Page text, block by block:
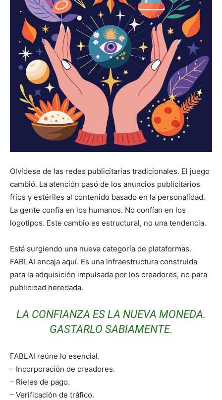
Olvídese de las redes publicitarias tradicionales. El juego
cambió. La atención pasó de los anuncios publicitarios
fríos y estériles al contenido basado en la personalidad.
La gente confía en los humanos. No confían en los
logotipos. Este cambio es estructural, no una tendencia.
Está surgiendo una nueva categoría de plataformas.
FABLAI encaja aquí. Es una infraestructura construida
para la adquisición impulsada por los creadores, no para
publicidad heredada.
LA CONFIANZA ES LA NUEVA MONEDA.
GASTARLO SABIAMENTE.
FABLAI reúne lo esencial.
– Incorporación de creadores.
– Rieles de pago.
– Verificación de tráfico.